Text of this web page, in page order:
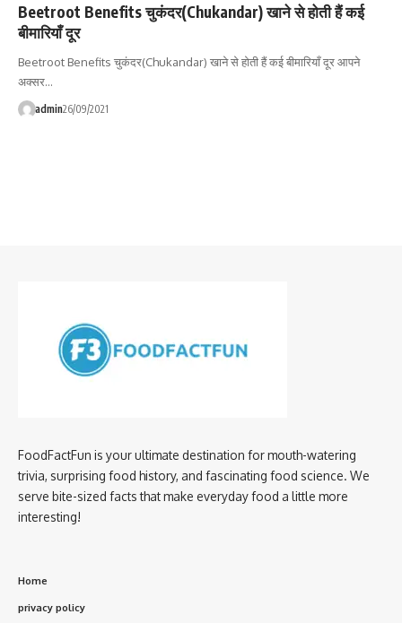
Beetroot Benefits चुकंदर(Chukandar) खाने से होती हैं कई
बीमारियाँ दूर
Beetroot Benefits चुकंदर(Chukandar) खाने से होती हैं कई बीमारियाँ दूर आपने
अक्सर…
admin26/09/2021
FoodFactFun is your ultimate destination for mouth-watering
trivia, surprising food history, and fascinating food science. We
serve bite-sized facts that make everyday food a little more
interesting!
Home
privacy policy